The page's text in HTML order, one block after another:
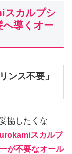
スカルプシ
へ導くオー
ンス不要」
協したくな
スカルプ
が不要なオール